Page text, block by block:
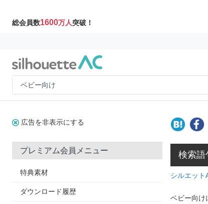
総会員数1600万人突破！
広告を非表示にする
プレミアム会員メニュー
特典素材
ダウンロード履歴
検索語
シルエット
ベビー向け